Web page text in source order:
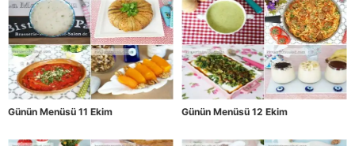
Günün Menüsü 11 Ekim Günün Menüsü 12 Ekim